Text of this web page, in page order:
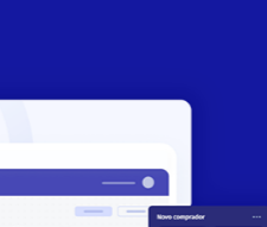
profissionais para o